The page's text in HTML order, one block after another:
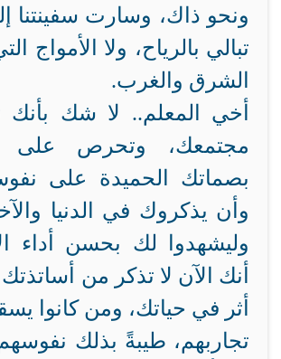
ونحو ذاك، وسارت سفينتنا
تبالي بالرياح، ولا الأمواج
الشرق والغرب.
أخي المعلم.. لا شك
مجتمعك، وتحرص على
بصماتك الحميدة على
وأن يذكروك في الدنيا
وليشهدوا لك بحسن أداء
أنك الآن لا تذكر من
أثر في حياتك، ومن كانوا
تجاربهم، طيبةً بذلك